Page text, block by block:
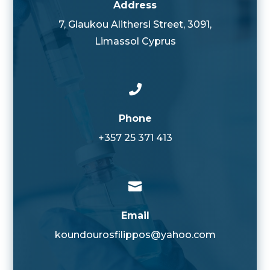
Address
7, Glaukou Alithersi Street, 3091,
Limassol Cyprus

Phone
+357 25 371 413

Email
koundourosfilippos@yahoo.com